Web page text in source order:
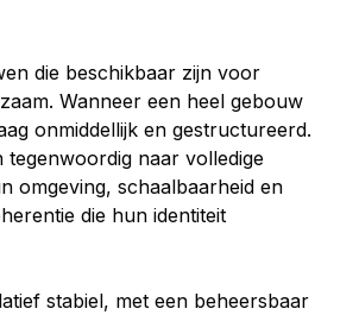
die beschikbaar zijn voor
Wanneer een heel gebouw
onmiddellijk en gestructureerd.
tegenwoordig naar volledige
omgeving, schaalbaarheid en
die hun identiteit
stabiel, met een beheersbaar